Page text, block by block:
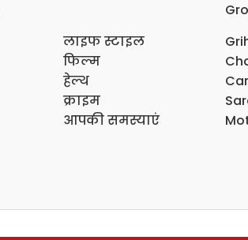
लाइफ स्टाइल
फिल्म
हेल्थ
क्राइम
आपकी समस्याएं